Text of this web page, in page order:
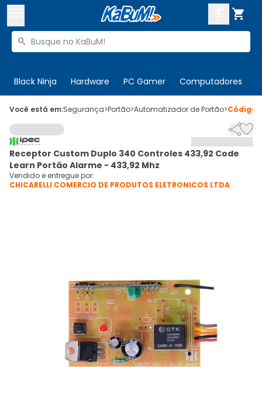

Buscar produtos

Black Ninja Hardware PC Gamer Computadores
 Olá. Acesse sua conta
 Departamentos
Cupons
Mais Vendidos
CADASTRE-SE
Você está em:Segurança>Portão>Automatizador de Portão>Código

Receptor Custom Duplo 340 Controles 433,92 Code
Learn Portão Alarme - 433,92 Mhz
Vendido e entregue por:
CHICARELLI COMERCIO DE PRODUTOS ELETRONICOS LTDA